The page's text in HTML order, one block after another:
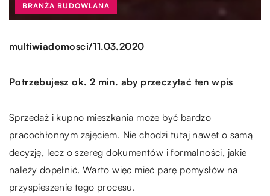
BRANŻA BUDOWLANA
multiwiadomosci/11.03.2020
Potrzebujesz ok. 2 min. aby przeczytać ten wpis
Sprzedaż i kupno mieszkania może być bardzo
pracochłonnym zajęciem. Nie chodzi tutaj nawet o samą
decyzję, lecz o szereg dokumentów i formalności, jakie
należy dopełnić. Warto więc mieć parę pomysłów na
przyspieszenie tego procesu.